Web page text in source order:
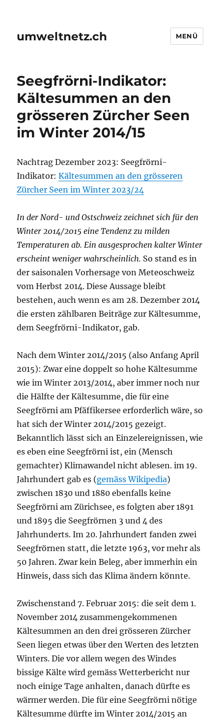
umweltnetz.ch MENÜ
Seegfrörni-Indikator:
Kältesummen an den
grösseren Zürcher Seen
im Winter 2014/15
Nachtrag Dezember 2023: Seegfrörni-
Indikator:Kältesummen an den grösseren
Zürcher Seen im Winter 2023/24
In der Nord- und Ostschweiz zeichnet sich für den
Winter 2014/2015 eine Tendenz zu milden
Temperaturen ab. Ein ausgesprochen kalter Winter
erscheint weniger wahrscheinlich. So stand es in
der saisonalen Vorhersage von Meteoschweiz
vom Herbst 2014. Diese Aussage bleibt
bestehen, auch wenn es am 28. Dezember 2014
die ersten zählbaren Beiträge zur Kältesumme,
dem Seegfrörni-Indikator, gab.
Nach dem Winter 2014/2015 (also Anfang April
2015): Zwar eine doppelt so hohe Kältesumme
wie im Winter 2013/2014, aber immer noch nur
die Hälfte der Kältesumme, die für eine
Seegfrörni am Pfäffikersee erforderlich wäre, so
hat sich der Winter 2014/2015 gezeigt.
Bekanntlich lässt sich an Einzelereignissen, wie
es eben eine Seegfrörni ist, ein (Mensch
gemachter) Klimawandel nicht ablesen. im 19.
Jahrhundert gab es (gemäss Wikipedia)
zwischen 1830 und 1880 ebenfalls keine
Seegfrörni am Zürichsee, es folgten aber 1891
und 1895 die Seegfrörnen 3 und 4 des
Jahrhunderts. Im 20. Jahrhundert fanden zwei
Seegfrörnen statt, die letzte 1963, vor mehr als
50 Jahren. Zwar kein Beleg, aber immerhin ein
Hinweis, dass sich das Klima ändern könnte.
Zwischenstand 7. Februar 2015: die seit dem 1.
November 2014 zusammengekommenen
Kältesummen an den drei grösseren Zürcher
Seen liegen etwas über den Werten des letzten
Winters. Die vor allem wegen des Windes
bissige Kälte wird gemäss Wetterbericht nur
noch einige Tage anhalten, danach dürfte es
wärmer werden. Die für eine Seegfrörni nötige
Kältesumme dürfte im Winter 2014/2015 an